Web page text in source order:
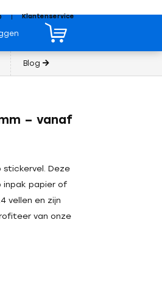
| Klantenservice
Blog
– vanaf
stickervel. Deze
inpak papier of
vellen en zijn
van onze